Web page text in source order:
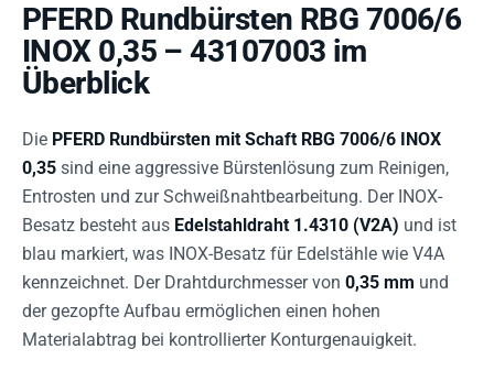
PFERD Rundbürsten RBG 7006/6
INOX 0,35 – 43107003 im
Überblick
Die PFERD Rundbürsten mit Schaft RBG 7006/6 INOX
0,35 sind eine aggressive Bürstenlösung zum Reinigen,
Entrosten und zur Schweißnahtbearbeitung. Der INOX-
Besatz besteht aus Edelstahldraht 1.4310 (V2A) und ist
blau markiert, was INOX-Besatz für Edelstähle wie V4A
kennzeichnet. Der Drahtdurchmesser von 0,35 mm und
der gezopfte Aufbau ermöglichen einen hohen
Materialabtrag bei kontrollierter Konturgenauigkeit.